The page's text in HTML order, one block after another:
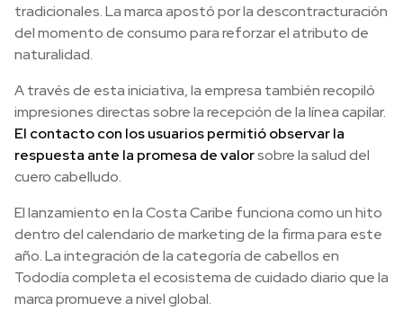
tradicionales. La marca apostó por la descontracturación
del momento de consumo para reforzar el atributo de
naturalidad.
A través de esta iniciativa, la empresa también recopiló
impresiones directas sobre la recepción de la línea capilar.
El contacto con los usuarios permitió observar la
respuesta ante la promesa de valorsobre la salud del
cuero cabelludo.
El lanzamiento en la Costa Caribe funciona como un hito
dentro del calendario de marketing de la firma para este
año. La integración de la categoría de cabellos en
Tododía completa el ecosistema de cuidado diario que la
marca promueve a nivel global.